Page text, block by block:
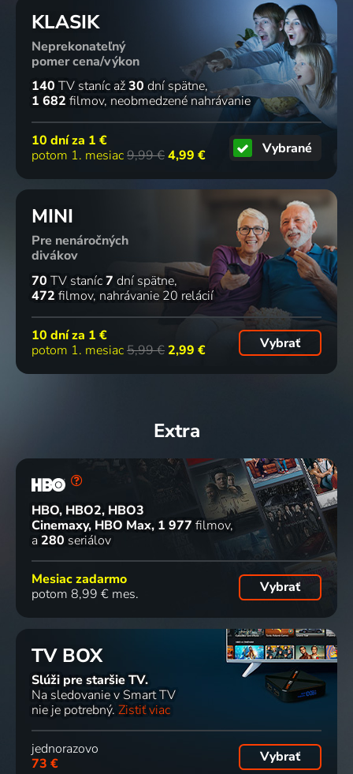
KLASIK
Neprekonateľný
pomer cena/výkon
140 TV staníc až30 dní spätne
1 682 filmov neobmedzené nahrávanie
10 dní za 1 €
potom 1. mesiac9,99 €4,99 € Vybrané
MINI
Pre nenáročných
divákov
70 TV staníc7 dní spätne
472 filmov nahrávanie 20 relácií
10 dní za 1 €
potom 1. mesiac5,99 € 2,99 € Vybrať
Extra
HBO, HBO2, HBO3
Cinemaxy, HBO Max 1 977 filmov
a 280 seriálov
Mesiac zadarmo
potom 8,99 € mes.
Vybrať
TV BOX
Slúži pre staršie TV.
Na sledovanie v Smart TV
nie je potrebný. Zistiť viac
jednorazovo
73 €
Vybrať